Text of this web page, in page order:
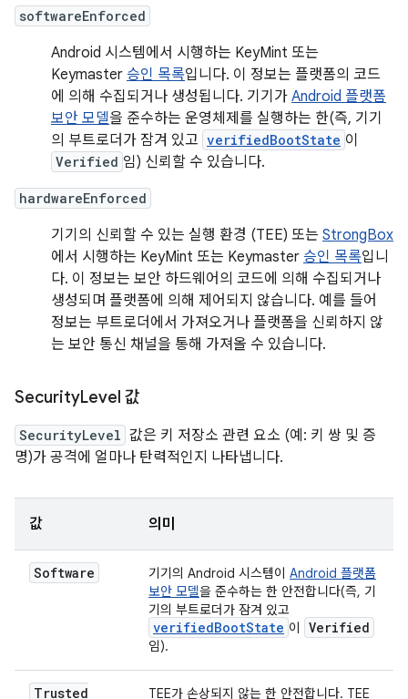
softwareEnforced
Android 시스템에서 시행하는 KeyMint 또는
Keymaster 승인 목록입니다. 이 정보는 플랫폼의 코드
에 의해 수집되거나 생성됩니다. 기기가 Android 플랫폼
보안 모델을 준수하는 운영체제를 실행하는 한(즉, 기기
의 부트로더가 잠겨 있고 verifiedBootState 이
Verified 임) 신뢰할 수 있습니다.
hardwareEnforced
기기의 신뢰할 수 있는 실행 환경 (TEE) 또는 StrongBox
에서 시행하는 KeyMint 또는 Keymaster 승인 목록입니
다. 이 정보는 보안 하드웨어의 코드에 의해 수집되거나
생성되며 플랫폼에 의해 제어되지 않습니다. 예를 들어
정보는 부트로더에서 가져오거나 플랫폼을 신뢰하지 않
는 보안 통신 채널을 통해 가져올 수 있습니다.
SecurityLevel 값
SecurityLevel 값은 키 저장소 관련 요소 (예: 키 쌍 및 증
명)가 공격에 얼마나 탄력적인지 나타냅니다.
값 의미
Software 기기의 Android 시스템이 Android 플랫폼
보안 모델을 준수하는 한 안전합니다(즉, 기
기의 부트로더가 잠겨 있고
verifiedBootState 이 Verified
임).
Trusted TEE가 손상되지 않는 한 안전합니다. TEE